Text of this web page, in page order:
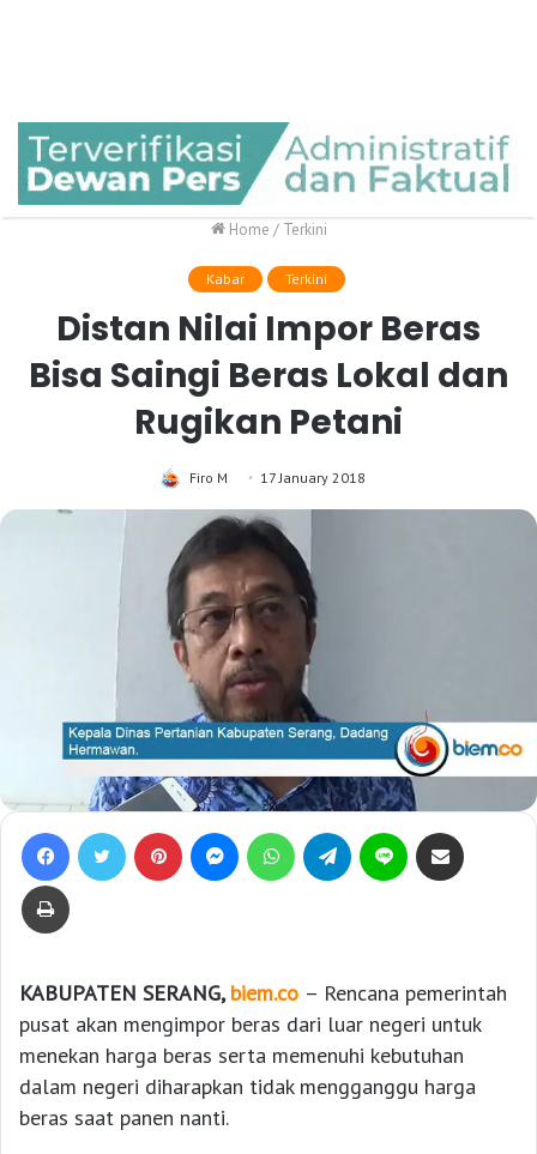
Home / Terkini
Kabar Terkini
Distan Nilai Impor Beras
Bisa Saingi Beras Lokal dan
Rugikan Petani
Firo M 17 January 2018
KABUPATEN SERANG, biem.co – Rencana pemerintah
pusat akan mengimpor beras dari luar negeri untuk
menekan harga beras serta memenuhi kebutuhan
dalam negeri diharapkan tidak mengganggu harga
beras saat panen nanti.